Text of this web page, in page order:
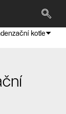
kotle